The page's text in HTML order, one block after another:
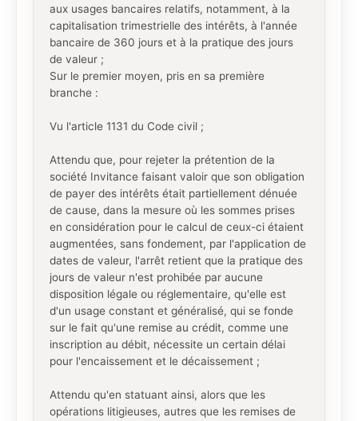
aux usages bancaires relatifs, notamment, à la
capitalisation trimestrielle des intérêts, à l'année
bancaire de 360 jours et à la pratique des jours
de valeur ;
Sur le premier moyen, pris en sa première
branche :
Vu l'article 1131 du Code civil ;
Attendu que, pour rejeter la prétention de la
société Invitance faisant valoir que son obligation
de payer des intérêts était partiellement dénuée
de cause, dans la mesure où les sommes prises
en considération pour le calcul de ceux-ci étaient
augmentées, sans fondement, par l'application de
dates de valeur, l'arrêt retient que la pratique des
jours de valeur n'est prohibée par aucune
disposition légale ou réglementaire, qu'elle est
d'un usage constant et généralisé, qui se fonde
sur le fait qu'une remise au crédit, comme une
inscription au débit, nécessite un certain délai
pour l'encaissement et le décaissement ;
Attendu qu'en statuant ainsi, alors que les
opérations litigieuses, autres que les remises de